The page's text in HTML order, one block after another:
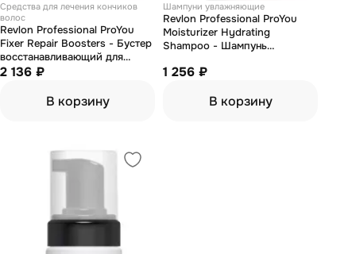
Средства для лечения кончиков
волос
Revlon Professional ProYou
Fixer Repair Boosters - Бустер
восстанавливающий для
поврежденных волос 10*15 мл
2 136 ₽
В корзину
Шампуни увлажняющие
Revlon Professional ProYou
Moisturizer Hydrating
Shampoo - Шампунь
волос 350 мл
1 256 ₽
В корзину